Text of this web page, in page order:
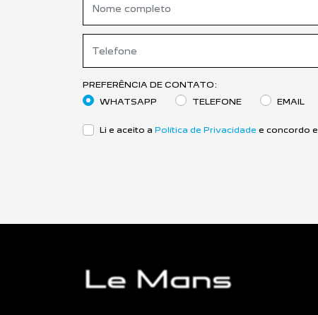
PREFERÊNCIA DE CONTATO:
WHATSAPP
TELEFONE EMAIL
Li e aceito a Política de Privacidade e concordo